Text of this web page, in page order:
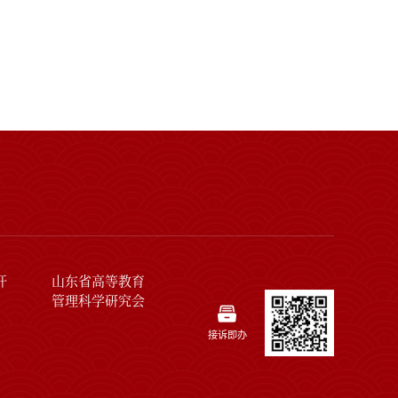
山东省高等教育
管理科学研究会
接诉即办